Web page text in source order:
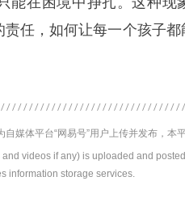
任，如何让每一个孩子
媒体平台“网易号”用户上传并发布，本
videos if any) is uploaded and
information storage services.